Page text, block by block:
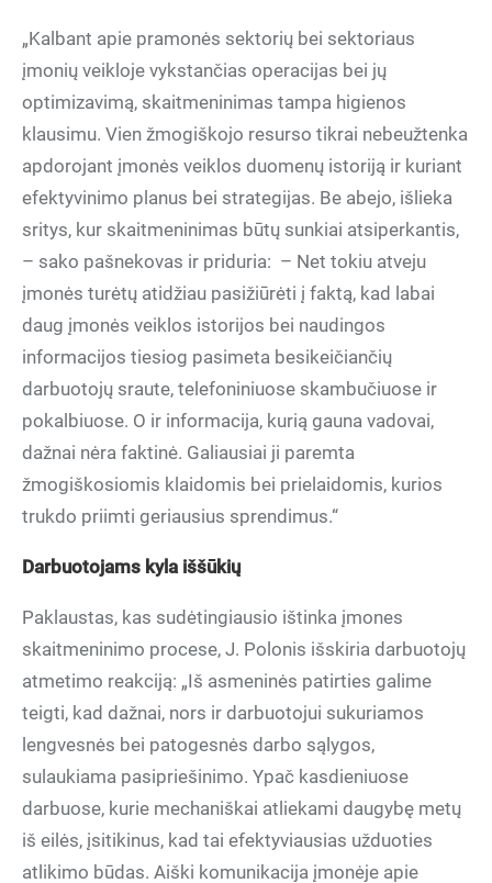
„Kalbant apie pramonės sektorių bei sektoriaus
įmonių veikloje vykstančias operacijas bei jų
optimizavimą, skaitmeninimas tampa higienos
klausimu. Vien žmogiškojo resurso tikrai nebeužtenka
apdorojant įmonės veiklos duomenų istoriją ir kuriant
efektyvinimo planus bei strategijas. Be abejo, išlieka
sritys, kur skaitmeninimas būtų sunkiai atsiperkantis,
– sako pašnekovas ir priduria: – Net tokiu atveju
įmonės turėtų atidžiau pasižiūrėti į faktą, kad labai
daug įmonės veiklos istorijos bei naudingos
informacijos tiesiog pasimeta besikeičiančių
darbuotojų sraute, telefoniniuose skambučiuose ir
pokalbiuose. O ir informacija, kurią gauna vadovai,
dažnai nėra faktinė. Galiausiai ji paremta
žmogiškosiomis klaidomis bei prielaidomis, kurios
trukdo priimti geriausius sprendimus.“
Darbuotojams kyla iššūkių
Paklaustas, kas sudėtingiausio ištinka įmones
skaitmeninimo procese, J. Polonis išskiria darbuotojų
atmetimo reakciją: „Iš asmeninės patirties galime
teigti, kad dažnai, nors ir darbuotojui sukuriamos
lengvesnės bei patogesnės darbo sąlygos,
sulaukiama pasipriešinimo. Ypač kasdieniuose
darbuose, kurie mechaniškai atliekami daugybę metų
iš eilės, įsitikinus, kad tai efektyviausias užduoties
atlikimo būdas. Aiški komunikacija įmonėje apie